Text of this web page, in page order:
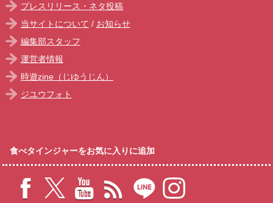
プレスリリース・ネタ投稿
当サイトについて / お知らせ
編集部スタッフ
運営者情報
時遊zine（じゆうじん）
ジユウフォト
食べタインジャーをお気に入りに追加